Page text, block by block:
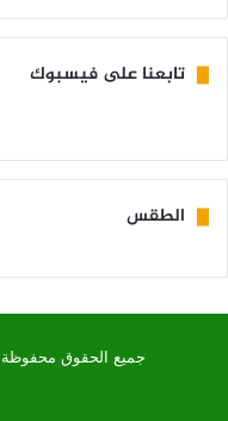
تابعنا على فيسبوك
الطقس
جميع الحقوق محفوظة لـ